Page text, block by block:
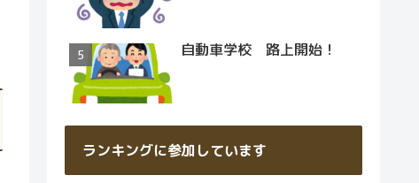
自動車学校 路上開始！
ランキングに参加しています